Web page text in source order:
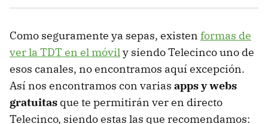
Como seguramente ya sepas, existen formas de
ver la TDT en el móvily siendo Telecinco uno de
esos canales, no encontramos aquí excepción.
Así nos encontramos con varias apps y webs
gratuitas que te permitirán ver en directo
Telecinco, siendo estas las que recomendamos: